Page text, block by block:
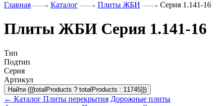
Главная Каталог Плиты ЖБИ Серия 1.141-16
Плиты ЖБИ Серия 1.141-16
Тип
Подтип
Серия
Артикул
Найти ({{totalProducts ? totalProducts : 11745}})
← Каталог Плиты перекрытия Дорожные плиты